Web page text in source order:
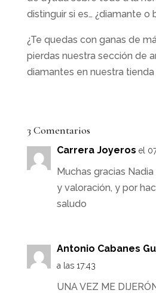
distinguir si es… ¿diamante o
¿Te quedas con ganas de
pierdas nuestra sección de
diamantes en nuestra tienda
3 Comentarios
Carrera Joyeros el
Muchas gracias
y valoración, y por
saludo
Antonio Cabanes
a las 17:43
UNA VEZ ME